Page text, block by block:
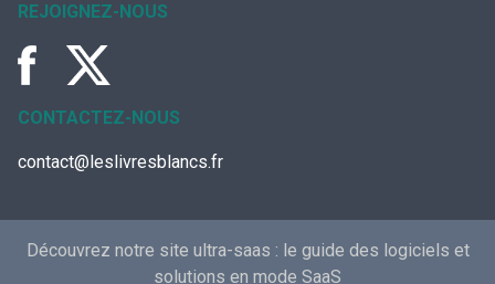
REJOIGNEZ-NOUS
CONTACTEZ-NOUS
contact@leslivresblancs.fr
Découvrez notre site ultra-saas : le guide des logiciels et
solutions en mode SaaS